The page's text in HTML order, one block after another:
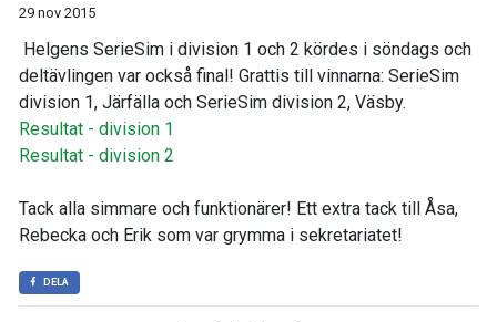
29 nov 2015
Helgens SerieSim i division 1 och 2 kördes i söndags och
deltävlingen var också final! Grattis till vinnarna: SerieSim
division 1, Järfälla och SerieSim division 2, Väsby.
Resultat - division 1
Resultat - division 2
Tack alla simmare och funktionärer! Ett extra tack till Åsa,
Rebecka och Erik som var grymma i sekretariatet!
DELA